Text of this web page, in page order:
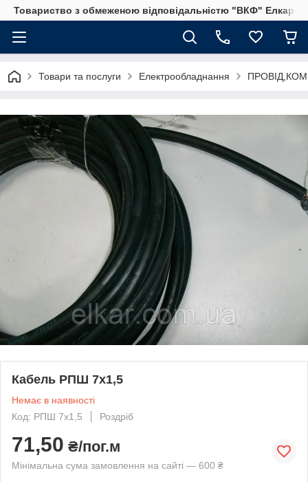
Товариство з обмеженою відповідальністю "ВКФ" Елкар"
Товари та послуги Електрообладнання
Кабель РПШ 7х1,5
Немає в наявності
Код: РПШ 7х1,5
Роздріб
71,50 ₴/пог.м
Мінімальна сума замовлення на сайті — 600 ₴